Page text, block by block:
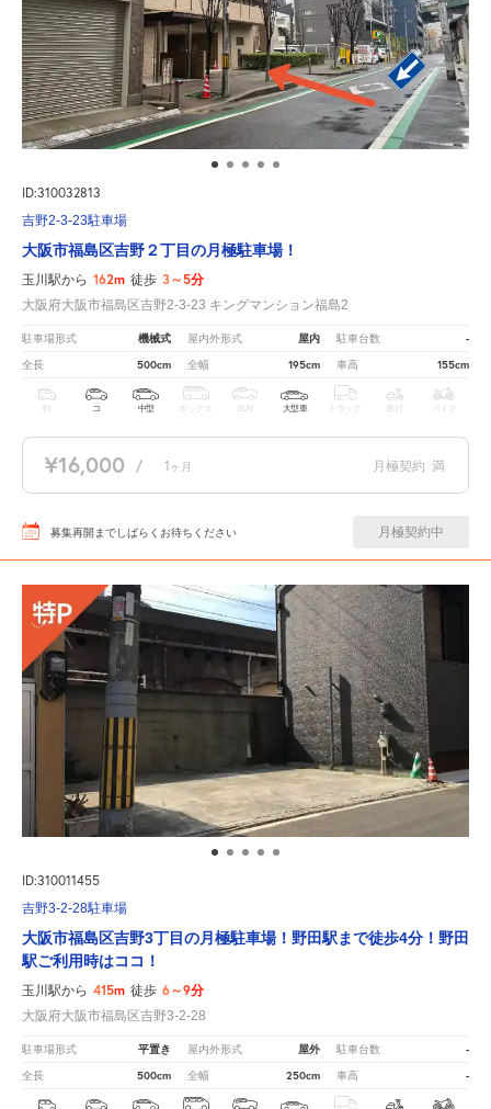
ID:310032813
吉野2-3-23駐車場
大阪市福島区吉野２丁目の月極駐車場！
玉川駅から 162m 徒歩 3～5分
大阪府大阪市福島区吉野2-3-23 キングマンション福島2
駐車場形式 機械式 屋内外形式 屋内 駐車台数 -
全長 500cm 全幅 195cm 車高 155cm
軽 コ 中型 ボックス SUV 大型車 トラック 原付 バイク
¥16,000 / 1 ヶ月 月極契約 満
募集再開までしばらくお待ちください 月極契約中
ID:310011455
吉野3-2-28駐車場
大阪市福島区吉野3丁目の月極駐車場！野田駅まで徒歩4分！野田
駅ご利用時はココ！
玉川駅から 415m 徒歩 6～9分
大阪府大阪市福島区吉野3-2-28
駐車場形式 平置き 屋内外形式 屋外 駐車台数 -
全長 500cm 全幅 250cm 車高 -